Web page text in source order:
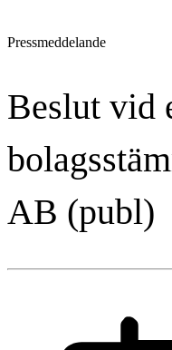
Pressmeddelande
Beslut vid
AB (publ)